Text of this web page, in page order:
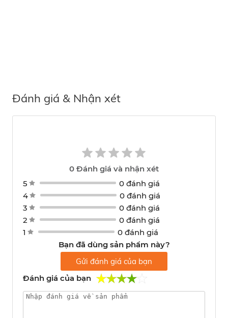
Đánh giá & Nhận xét
0 Đánh giá và nhận xét
5
0 đánh giá
4
0 đánh giá
3
0 đánh giá
2
0 đánh giá
1
0 đánh giá
Bạn đã dùng sản phẩm này?
Gửi đánh giá của bạn
Đánh giá của bạn